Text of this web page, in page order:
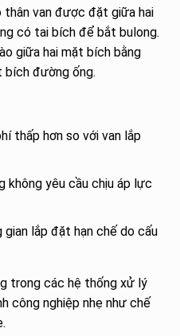
van được đặt giữa hai
có tai bích để bắt bulong.
giữa hai mặt bích bằng
bích đường ống.
thấp hơn so với van lắp
không yêu cầu chịu áp lực
lắp đặt hạn chế do cấu
trong các hệ thống xử lý
công nghiệp nhẹ như chế